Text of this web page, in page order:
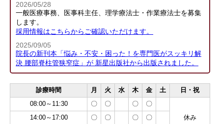
2026/05/28
一般医療事務、医事科主任、理学療法士・作業療法士を募集
します。
採用情報はこちらからご確認いただけます。
2025/09/05
院長の新刊本「悩み・不安・困った！を専門医がスッキリ解
決 腰部脊柱管狭窄症」が 新星出版社から出版されました。
診療時間 月 火 水 木 金 土
日・祝
08:00～11:30
〇 〇 〇
〇
休み
14:00～17:00 〇 〇 〇
〇